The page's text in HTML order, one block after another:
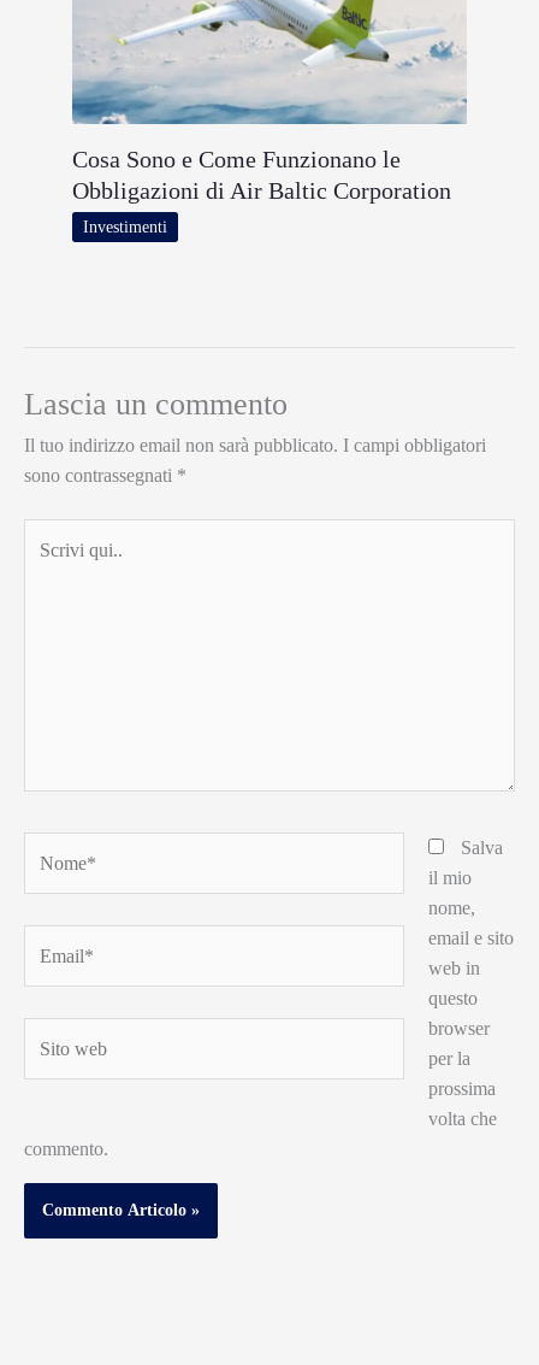
Cosa Sono e Come Funzionano le
Obbligazioni di Air Baltic Corporation
Investimenti
Lascia un commento
Il tuo indirizzo email non sarà pubblicato. I campi obbligatori
sono contrassegnati *
qui..
web
Salva
il mio
nome,
email e sito
web in
questo
browser
per la
prossima
volta che
commento.